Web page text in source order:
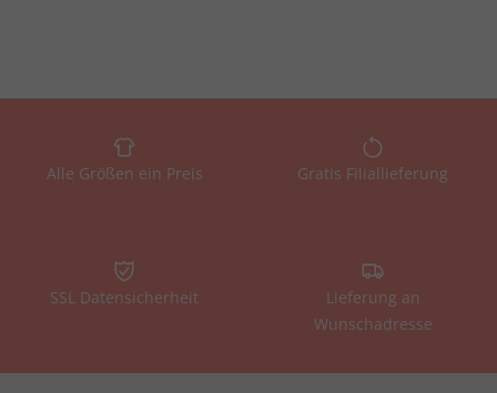
Alle Größen ein Preis Gratis Filiallieferung
SSL Datensicherheit
Lieferung an
Wunschadresse